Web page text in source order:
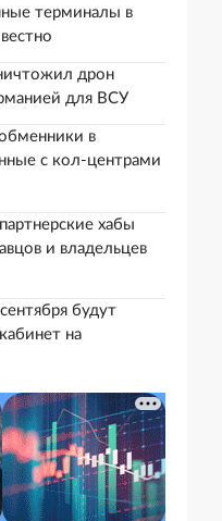
терминалы в
дрон
для ВСУ
в
с кол-центрами
хабы
и владельцев
будут
на